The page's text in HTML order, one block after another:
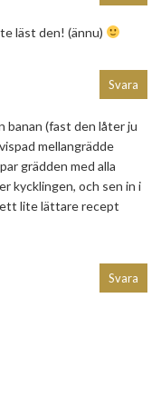
läst den! (ännu)
banan (fast den låter ju
mellangrädde
grädden med alla
kycklingen, och sen in i
lite lättare recept
Svara
Svara